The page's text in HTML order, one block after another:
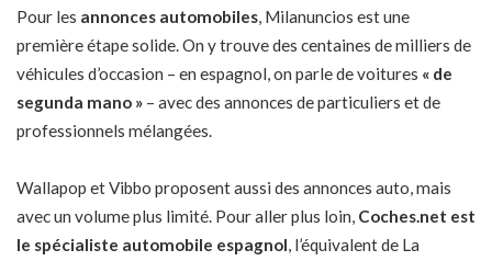
Pour les annonces automobiles, Milanuncios est une
première étape solide. On y trouve des centaines de milliers de
véhicules d’occasion – en espagnol, on parle de voitures « de
segunda mano » – avec des annonces de particuliers et de
professionnels mélangées.
Wallapop et Vibbo proposent aussi des annonces auto, mais
avec un volume plus limité. Pour aller plus loin, Coches.net est
le spécialiste automobile espagnol, l’équivalent de La